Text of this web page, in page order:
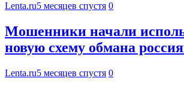
Lenta.ru5 месяцев спустя 0
Мошенники начали
новую схему обмана
Lenta.ru5 месяцев спустя 0